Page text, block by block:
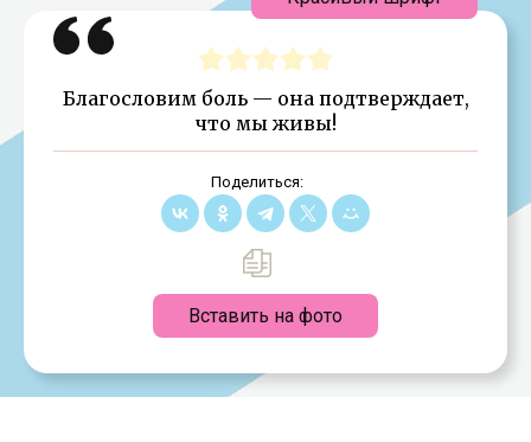
Благословим боль — она подтверждает,
что мы живы!
Поделиться:
Вставить на фото